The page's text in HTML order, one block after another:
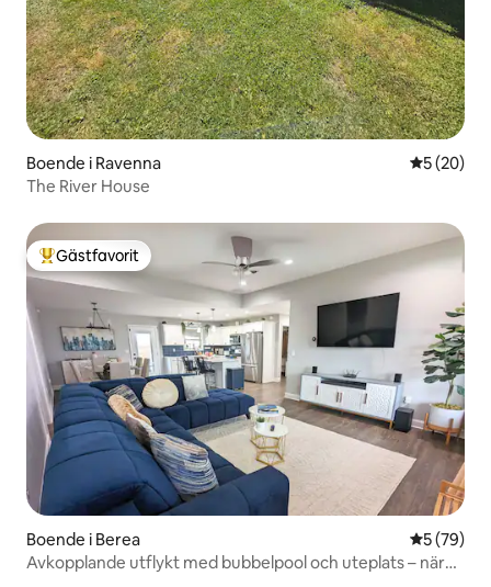
Boende i Ravenna 5 av 5 i
5 (20)
The River House
Populär gästfavorit
Gästfavorit
Boende i Berea 5 av 5 i
5 (79)
Avkopplande utflykt med bubbelpool och uteplats – nära